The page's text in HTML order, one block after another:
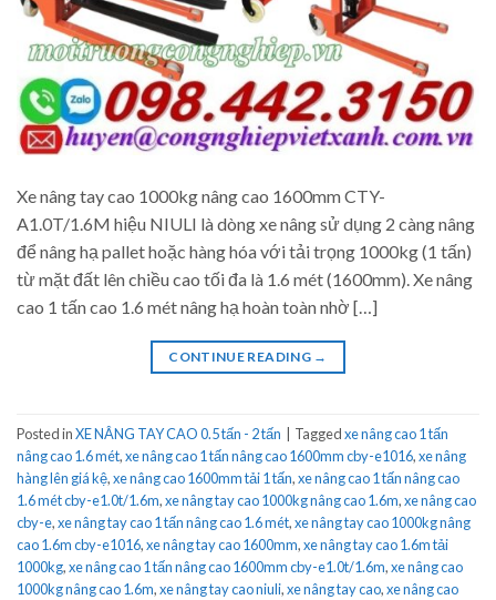
Xe nâng tay cao 1000kg nâng cao 1600mm CTY-
A1.0T/1.6M hiệu NIULI là dòng xe nâng sử dụng 2 càng nâng
để nâng hạ pallet hoặc hàng hóa với tải trọng 1000kg (1 tấn)
từ mặt đất lên chiều cao tối đa là 1.6 mét (1600mm). Xe nâng
cao 1 tấn cao 1.6 mét nâng hạ hoàn toàn nhờ […]
CONTINUE READING →
Posted inXE NÂNG TAY CAO 0.5 tấn - 2 tấn Taggedxe nâng cao 1 tấn
nâng cao 1.6 mét,xe nâng cao 1 tấn nâng cao 1600mm cby-e1016,xe nâng
hàng lên giá kệ,xe nâng cao 1600mm tải 1 tấn,xe nâng cao 1 tấn nâng cao
1.6 mét cby-e1.0t/1.6m,xe nâng tay cao 1000kg nâng cao 1.6m,xe nâng cao
cby-e,xe nâng tay cao 1 tấn nâng cao 1.6 mét,xe nâng tay cao 1000kg nâng
cao 1.6m cby-e1016,xe nâng tay cao 1600mm,xe nâng tay cao 1.6m tải
1000kg,xe nâng cao 1 tấn nâng cao 1600mm cby-e1.0t/1.6m,xe nâng cao
1000kg nâng cao 1.6m,xe nâng tay cao niuli,xe nâng tay cao,xe nâng cao